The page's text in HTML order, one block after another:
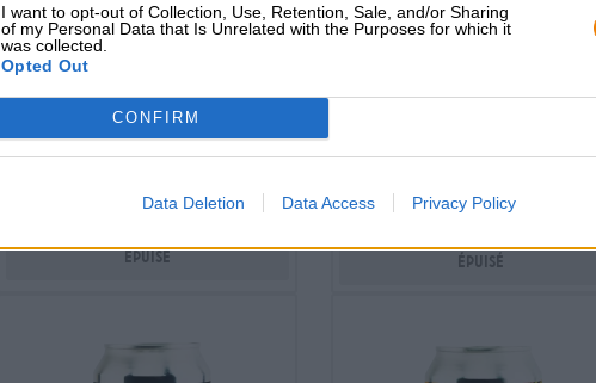
I want to opt-out of Collection, Use, Retention, Sale, and/or Sharing
of my Personal Data that Is Unrelated with the Purposes for which it
was collected.
Opted Out
CONFIRM
Data Deletion Data Access Privacy Policy
€ 8,09
Épuisé
India Pale Ale
Naparbier, Outer Range Brewing Co
€ 9,09
Épuisé